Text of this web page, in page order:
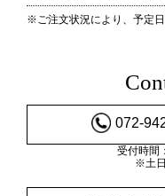
※ご注文状況により、予定
072-
受付時間
※土日